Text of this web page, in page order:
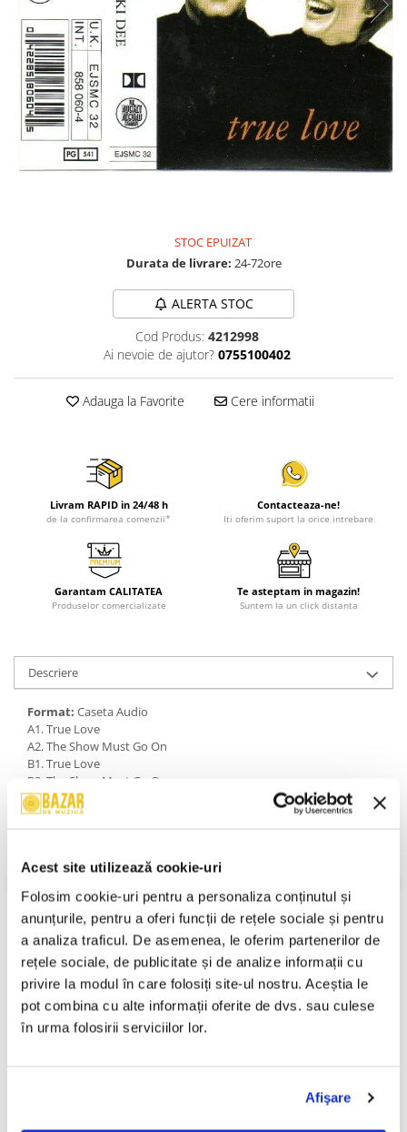
Acest site utilizează cookie-uri
Folosim cookie-uri pentru a personaliza conținutul și
anunțurile, pentru a oferi funcții de rețele sociale și pentru
a analiza traficul. De asemenea, le oferim partenerilor de
rețele sociale, de publicitate și de analize informații cu
privire la modul în care folosiți site-ul nostru. Aceștia le
pot combina cu alte informații oferite de dvs. sau culese
în urma folosirii serviciilor lor.
Afişare
Viniluri Românești
Colecția Electrecord
STOC EPUIZAT
Durata de livrare: 24-72ore
ALERTA STOC
Cod Produs: 4212998
Ai nevoie de ajutor? 0755100402
Adauga la Favorite Cere informatii
Livram RAPID in 24/48 h
de la confirmarea comenzii*
Contacteaza-ne!
Iti oferim suport la orice intrebare
Garantam CALITATEA
Produselor comercializate
Te asteptam in magazin!
Suntem la un click distanta
Descriere
Format: Caseta Audio
A1. True Love
A2. The Show Must Go On
B1. True Love
B2. The Show Must Go On
An Lansare:
Stil:Rock; Pop; Soft Rock; Pop Rock
Informatii conformitate produs
Review-uri (0)
PRODUSE ALTERNATIVE
250,00 Lei